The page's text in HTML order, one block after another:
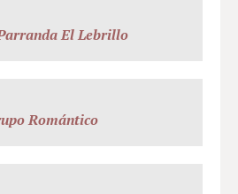
El Lebrillo
Romántico